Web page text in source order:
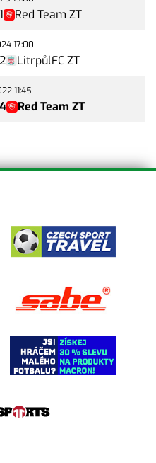
Red Team ZT
17:00
LitrpůlFC ZT
11:45
Red Team ZT